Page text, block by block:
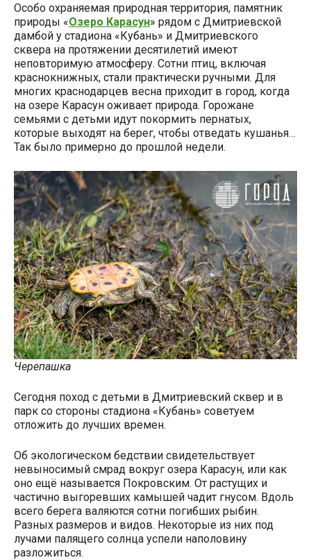
Особо охраняемая природная территория, памятник
природы «Озеро Карасун» рядом с Дмитриевской
дамбой у стадиона «Кубань» и Дмитриевского
сквера на протяжении десятилетий имеют
неповторимую атмосферу. Сотни птиц, включая
краснокнижных, стали практически ручными. Для
многих краснодарцев весна приходит в город, когда
на озере Карасун оживает природа. Горожане
семьями с детьми идут покормить пернатых,
которые выходят на берег, чтобы отведать кушанья…
Так было примерно до прошлой недели.
Черепашка
Сегодня поход с детьми в Дмитриевский сквер и в
парк со стороны стадиона «Кубань» советуем
отложить до лучших времен.
Об экологическом бедствии свидетельствует
невыносимый смрад вокруг озера Карасун, или как
оно ещё называется Покровским. От растущих и
частично выгоревших камышей чадит гнусом. Вдоль
всего берега валяются сотни погибших рыбин.
Разных размеров и видов. Некоторые из них под
лучами палящего солнца успели наполовину
разложиться.